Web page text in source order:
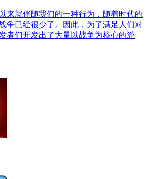
来就伴随我们的一种行为，随着时代的
争已经很少了。因此，为了满足人们对
者们开发出了大量以战争为核心的游